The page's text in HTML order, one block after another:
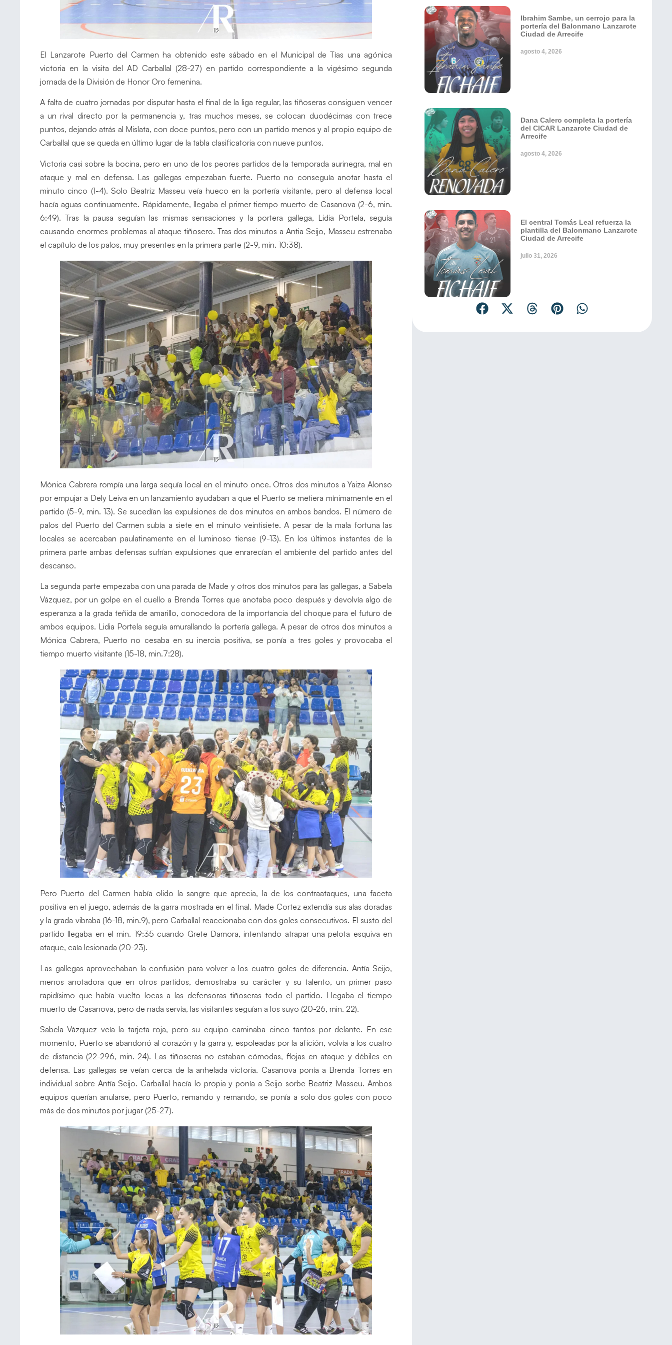
El Lanzarote Puerto del Carmen ha obtenido este sábado en el Municipal de Tías una agónica
victoria en la visita del AD Carballal (28-27) en partido correspondiente a la vigésimo segunda
jornada de la División de Honor Oro femenina.
A falta de cuatro jornadas por disputar hasta el final de la liga regular, las tiñoseras consiguen vencer
a un rival directo por la permanencia y, tras muchos meses, se colocan duodécimas con trece
puntos, dejando atrás al Mislata, con doce puntos, pero con un partido menos y al propio equipo de
Carballal que se queda en último lugar de la tabla clasificatoria con nueve puntos.
Victoria casi sobre la bocina, pero en uno de los peores partidos de la temporada aurinegra, mal en
ataque y mal en defensa. Las gallegas empezaban fuerte. Puerto no conseguía anotar hasta el
minuto cinco (1-4). Solo Beatriz Masseu veía hueco en la portería visitante, pero al defensa local
hacía aguas continuamente. Rápidamente, llegaba el primer tiempo muerto de Casanova (2-6, min.
6:49). Tras la pausa seguían las mismas sensaciones y la portera gallega, Lidia Portela, seguía
causando enormes problemas al ataque tiñosero. Tras dos minutos a Antia Seijo, Masseu estrenaba
el capítulo de los palos, muy presentes en la primera parte (2-9, min. 10:38).
Mónica Cabrera rompía una larga sequía local en el minuto once. Otros dos minutos a Yaiza Alonso
por empujar a Dely Leiva en un lanzamiento ayudaban a que el Puerto se metiera mínimamente en el
partido (5-9, min. 13). Se sucedían las expulsiones de dos minutos en ambos bandos. El número de
palos del Puerto del Carmen subía a siete en el minuto veintisiete. A pesar de la mala fortuna las
locales se acercaban paulatinamente en el luminoso tiense (9-13). En los últimos instantes de la
primera parte ambas defensas sufrían expulsiones que enrarecían el ambiente del partido antes del
descanso.
La segunda parte empezaba con una parada de Made y otros dos minutos para las gallegas, a Sabela
Vázquez, por un golpe en el cuello a Brenda Torres que anotaba poco después y devolvía algo de
esperanza a la grada teñida de amarillo, conocedora de la importancia del choque para el futuro de
ambos equipos. Lidia Portela seguía amurallando la portería gallega. A pesar de otros dos minutos a
Mónica Cabrera, Puerto no cesaba en su inercia positiva, se ponía a tres goles y provocaba el
tiempo muerto visitante (15-18, min.7:28).
Pero Puerto del Carmen había olido la sangre que aprecia, la de los contraataques, una faceta
positiva en el juego, además de la garra mostrada en el final. Made Cortez extendía sus alas doradas
y la grada vibraba (16-18, min.9), pero Carballal reaccionaba con dos goles consecutivos. El susto del
partido llegaba en el min. 19:35 cuando Grete Damora, intentando atrapar una pelota esquiva en
ataque, caía lesionada (20-23).
Las gallegas aprovechaban la confusión para volver a los cuatro goles de diferencia. Antía Seijo,
menos anotadora que en otros partidos, demostraba su carácter y su talento, un primer paso
rapidísimo que había vuelto locas a las defensoras tiñoseras todo el partido. Llegaba el tiempo
muerto de Casanova, pero de nada servía, las visitantes seguían a los suyo (20-26, min. 22).
Sabela Vázquez veía la tarjeta roja, pero su equipo caminaba cinco tantos por delante. En ese
momento, Puerto se abandonó al corazón y la garra y, espoleadas por la afición, volvía a los cuatro
de distancia (22-296, min. 24). Las tiñoseras no estaban cómodas, flojas en ataque y débiles en
defensa. Las gallegas se veían cerca de la anhelada victoria. Casanova ponía a Brenda Torres en
individual sobre Antía Seijo. Carballal hacía lo propia y ponía a Seijo sorbe Beatriz Masseu. Ambos
equipos querían anularse, pero Puerto, remando y remando, se ponía a solo dos goles con poco
más de dos minutos por jugar (25-27).
Ibrahim Sambe, un cerrojo para la
portería del Balonmano Lanzarote
Ciudad de Arrecife
agosto 4, 2026
Dana Calero completa la portería
del CICAR Lanzarote Ciudad de
Arrecife
agosto 4, 2026
El central Tomás Leal refuerza la
plantilla del Balonmano Lanzarote
Ciudad de Arrecife
julio 31, 2026